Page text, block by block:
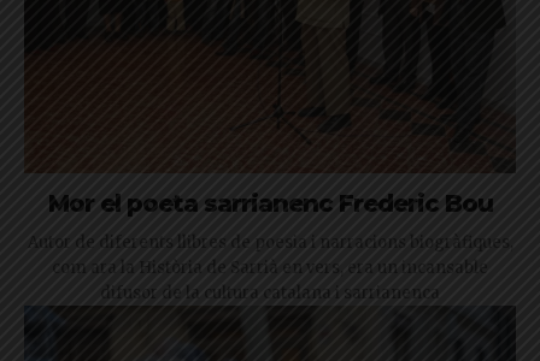
Mor el poeta sarrianenc Frederic Bou
Autor de diferents llibres de poesia i narracions biogràfiques,
com ara la Història de Sarrià en vers, era un incansable
difusor de la cultura catalana i sarrianenca